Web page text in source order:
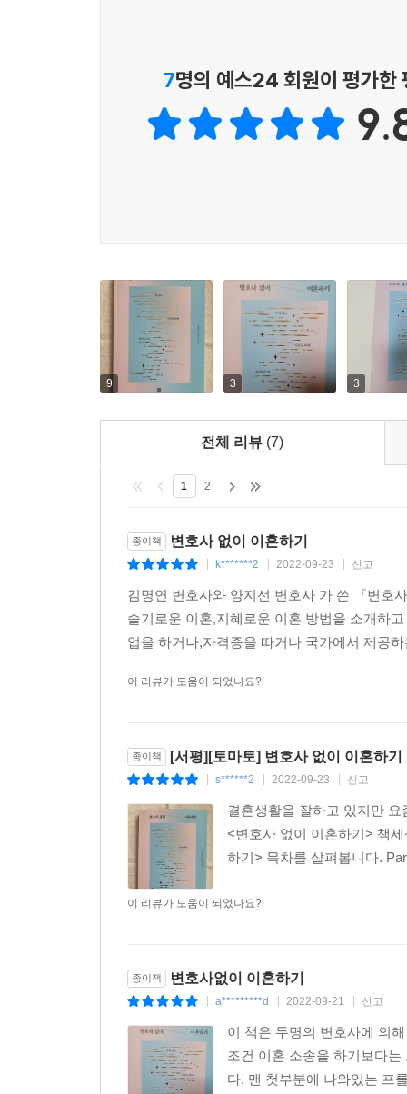
양육권자가 지정되기 전에도 주의해야 할 사항이
다. 신세 한탄이나 경제적인 걱정을 늘어놓거나
향을 끼칠 뿐 아니라, 양육권 소송에도 불리하게
육을 하고 있는 게 아닙니다. 법원은 결국 아이의
불리하게 작용할 거예요.
---「법원의 양육권자 결정 기준」중에서
시가에서 “너희 들이 가정을 꾸린다기에 보태줬
다 생각하는데, 아내는 이제 집은 부부 재산이니
시나요. 결론부터 말씀드리면 법원은 서는 며느
요. 왜 그럴까요? 부모님 말씀에 단서가 있습니다.
‘보태준’ 것이라고 법원은 판단하기 때문입니다.
7명의 예스24 회원이 평가한
9 3 3
전체 리뷰 (7)
1 2
종이책 변호사 없이 이혼하기
k*******2 2022-09-23 신고
김명연 변호사와 양지선 변호사 가 쓴 『변호
슬기로운 이혼,지혜로운 이혼 방법을 소개하
업을 하거나,자격증을 따거나 국가에서 제공
이 리뷰가 도움이 되었나요?
종이책 [서평][토마토] 변호사 없이 이혼하기
s******2 2022-09-23 신고
결혼생활을 잘하고 있지만
<변호사 없이 이혼하기> 책
하기> 목차를 살펴봅니다.
이 리뷰가 도움이 되었나요?
종이책 변호사없이 이혼하기
a*********d 2022-09-21 신고
이 책은 두명의 변호사에 의
조건 이혼 소송을 하기보다
다. 맨 첫부분에 나와있는 프